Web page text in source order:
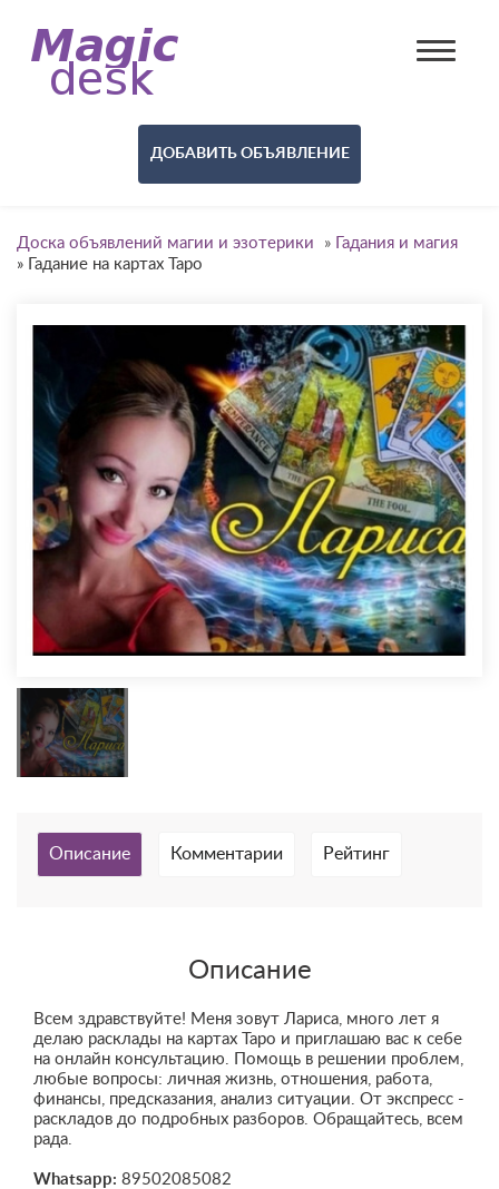
ДОБАВИТЬ ОБЪЯВЛЕНИЕ
Доска объявлений магии и эзотерики »
Гадания и магия
»
Гадание на картах Таро
Описание Комментарии Рейтинг
Описание
Всем здравствуйте! Меня зовут Лариса, много лет я
делаю расклады на картах Таро и приглашаю вас к себе
на онлайн консультацию. Помощь в решении проблем,
любые вопросы: личная жизнь, отношения, работа,
финансы, предсказания, анализ ситуации. От экспресс -
раскладов до подробных разборов. Обращайтесь, всем
рада.
Whatsapp: 89502085082